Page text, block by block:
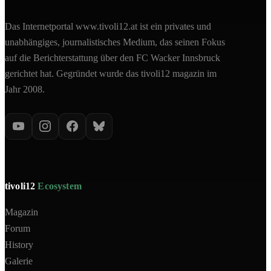
Das Internetportal www.tivoli12.at ist ein privates und
unabhängiges, journalistisches Medium, das seinen Fokus
auf die Berichterstattung über den FC Wacker Innsbruck
gerichtet hat. Gegründet wurde das tivoli12 magazin im
Jahr 2008.
tivoli12Ecosystem
Magazin
Forum
History
Galerie